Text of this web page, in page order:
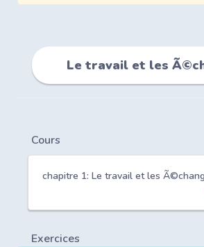
Le travail et les
Cours
chapitre 1: Le travail et les
Exercices